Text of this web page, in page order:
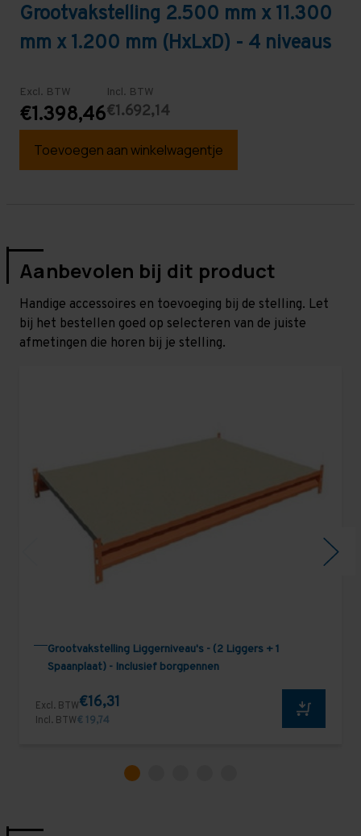
Grootvakstelling 2.500 mm x 11.300
mm x 1.200 mm (HxLxD) - 4 niveaus
Excl. BTW
€1.398,46
Incl. BTW
€1.692,14
Toevoegen aan winkelwagentje
Aanbevolen bij dit product
Handige accessoires en toevoeging bij de stelling. Let
bij het bestellen goed op selecteren van de juiste
afmetingen die horen bij je stelling.
Grootvakstelling Liggerniveau's - (2 Liggers + 1
Spaanplaat) - Inclusief borgpennen
Excl. BTW€16,31
Incl. BTW€ 19,74